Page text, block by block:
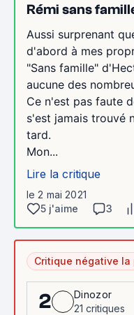
Rémi sans
Aussi surprenant
d'abord à mes
"Sans famille"
aucune des
Ce n'est pas faute
s'est jamais trouvé
tard.
Mon...
Lire la critique
le 2 mai 2021
5 j'aime
3
Critique négative la
2
Dinozor
21 critiques